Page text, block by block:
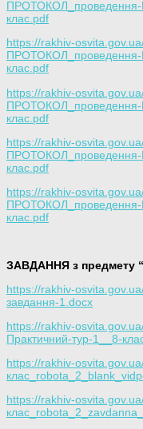
ПРОТОКОЛ_проведення-
клас.pdf
https://rakhiv-
ПРОТОКОЛ_проведення-
клас.pdf
https://rakhiv-
ПРОТОКОЛ_проведення-
клас.pdf
https://rakhiv-
ПРОТОКОЛ_проведення-
клас.pdf
https://rakhiv-
ПРОТОКОЛ_проведення-
клас.pdf
ЗАВДАННЯ з предмету
https://rakhiv-
завдання-1.docx
https://rakhiv-
Практичний-тур-1__8-
https://rakhiv-
https://rakhiv-